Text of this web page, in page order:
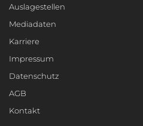
Auslagestellen
Mediadaten
Karriere
Impressum
Datenschutz
AGB
Kontakt